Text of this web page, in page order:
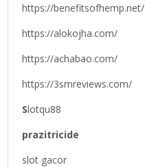
https://benefitsofhemp.net/
https://alokojha.com/
https://achabao.com/
https://3smreviews.com/
Slotqu88
prazitricide
slot gacor